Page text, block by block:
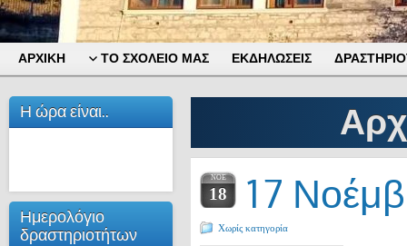
ΑΡΧΙΚΗ ΤΟ ΣΧΟΛΕΙΟ ΜΑΣ ΕΚΔΗΛΩΣΕΙΣ
Η ώρα είναι..
Ημερολόγιο
δραστηριοτήτων
ΝΟΈ
18 17
Χωρίς κατηγορία